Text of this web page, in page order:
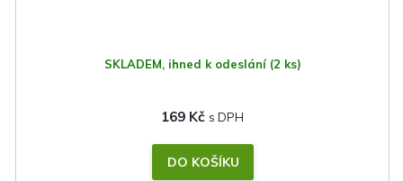
SKLADEM, ihned k odeslání (2 ks)
169 Kč
DO KOŠÍKU